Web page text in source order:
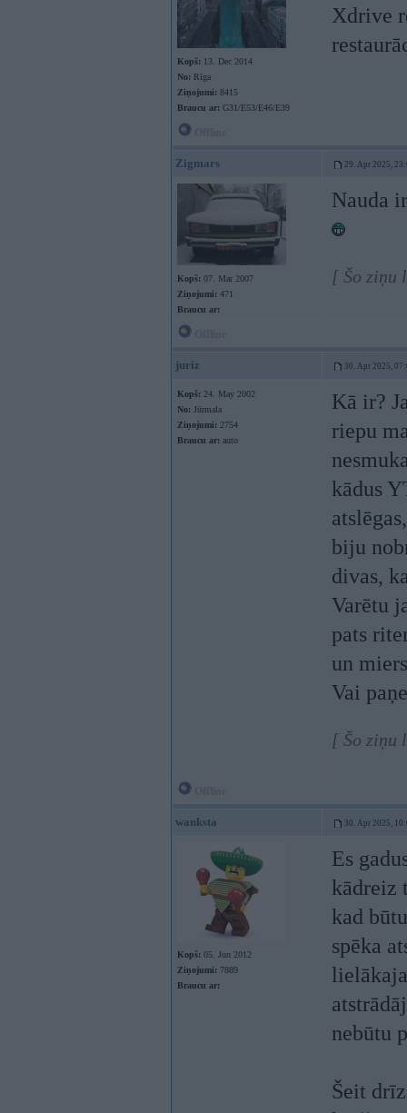
Kopš: 13. Dec 2014
No: Rīga
Ziņojumi: 8415
Braucu ar: G31/E53/E46/E39
Xdrive
Zigmars 29. Apr 2025,
Kopš: 07. Mar 2007
Ziņojumi: 471
Braucu ar:
Nauda
[ Šo ziņu
juriz 30. Apr 2025,
Kopš: 24. May 2002
No: Jūrmala
Ziņojumi: 2754
Braucu ar: auto
Kā ir?
riepu
kādus
biju
divas,
Varētu
pats
un
Vai
[ Šo ziņu
wanksta 30. Apr 2025,
Kopš: 05. Jun 2012
Ziņojumi: 7889
Braucu ar:
Es
kādreiz
kad
spēka
nebūtu
Šeit